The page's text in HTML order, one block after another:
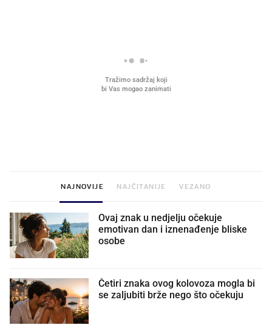
NAJNOVIJE NAJČITANIJE VEZANO
Ovaj znak u nedjelju očekuje
emotivan dan i iznenađenje bliske
osobe
Četiri znaka ovog kolovoza mogla bi
se zaljubiti brže nego što očekuju